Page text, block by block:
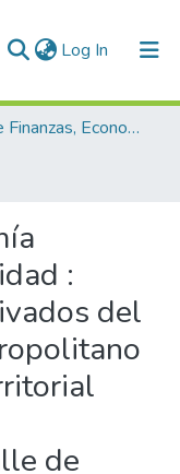
Log In (current)
Escuela de Finanzas, Economía y Gobierno
:
del
de